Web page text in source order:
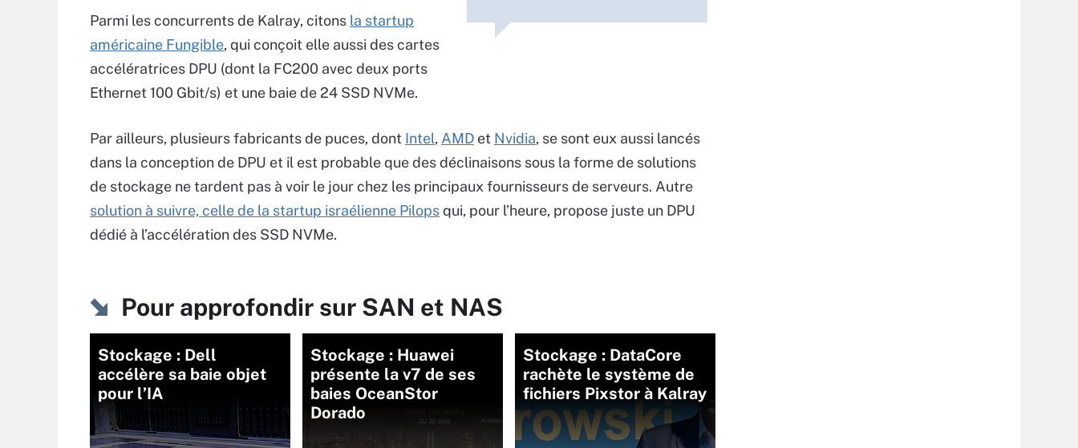
Parmi les concurrents de Kalray, citons la startup
américaine Fungible, qui conçoit elle aussi des cartes
accélératrices DPU (dont la FC200 avec deux ports
Ethernet 100 Gbit/s) et une baie de 24 SSD NVMe.
Par ailleurs, plusieurs fabricants de puces, dont Intel, AMD et Nvidia, se sont eux aussi lancés
dans la conception de DPU et il est probable que des déclinaisons sous la forme de solutions
de stockage ne tardent pas à voir le jour chez les principaux fournisseurs de serveurs. Autre
solution à suivre, celle de la startup israélienne Pilopsqui, pour l’heure, propose juste un DPU
dédié à l’accélération des SSD NVMe.
Pour approfondir sur SAN et NAS
Stockage : Dell
accélère sa baie objet
pour l’IA
Stockage : Huawei
présente la v7 de ses
baies OceanStor
Dorado
Stockage : DataCore
rachète le système de
fichiers Pixstor à Kalray